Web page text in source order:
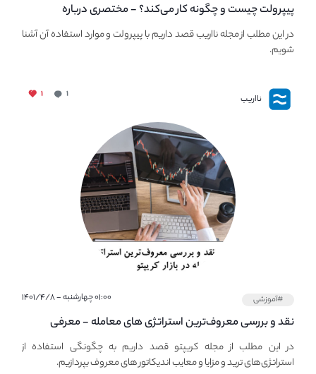
پیپر‌ولت چیست و چگونه کار می‌کند؟ - مختصری درباره
PaperWallet
در این مطلب از مجله نااریب قصد داریم با پیپر‌ولت و موارد استفاده آن آشنا
شویم.
نااریب ۱ ۱
#آموزشی ۰۱:۰۰ چهارشنبه - ۱۴۰۱/۴/۸
نقد و بررسی معروف‌ترین استراتژی های معامله - معرفی
استراتژی های مهم ترید در بازار کریپتو
در این مطلب از مجله کریپتو قصد داریم به چگونگی استفاده از
استراتژی‌های ترید و مزایا و معایب اندیکاتور های معروف بپردازیم.